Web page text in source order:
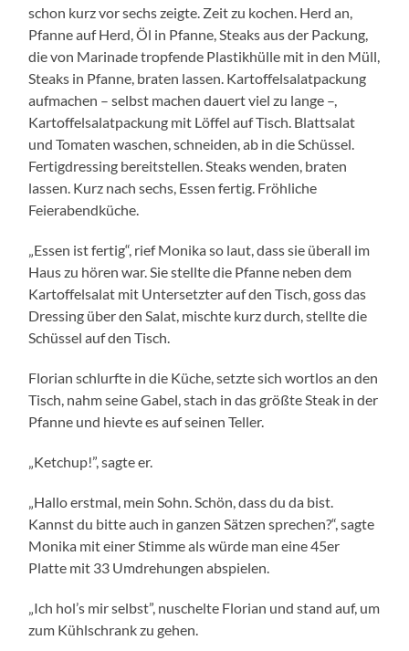
schon kurz vor sechs zeigte. Zeit zu kochen. Herd an,
Pfanne auf Herd, Öl in Pfanne, Steaks aus der Packung,
die von Marinade tropfende Plastikhülle mit in den Müll,
Steaks in Pfanne, braten lassen. Kartoffelsalatpackung
aufmachen – selbst machen dauert viel zu lange –,
Kartoffelsalatpackung mit Löffel auf Tisch. Blattsalat
und Tomaten waschen, schneiden, ab in die Schüssel.
Fertigdressing bereitstellen. Steaks wenden, braten
lassen. Kurz nach sechs, Essen fertig. Fröhliche
Feierabendküche.
„Essen ist fertig“, rief Monika so laut, dass sie überall im
Haus zu hören war. Sie stellte die Pfanne neben dem
Kartoffelsalat mit Untersetzter auf den Tisch, goss das
Dressing über den Salat, mischte kurz durch, stellte die
Schüssel auf den Tisch.
Florian schlurfte in die Küche, setzte sich wortlos an den
Tisch, nahm seine Gabel, stach in das größte Steak in der
Pfanne und hievte es auf seinen Teller.
„Ketchup!”, sagte er.
„Hallo erstmal, mein Sohn. Schön, dass du da bist.
Kannst du bitte auch in ganzen Sätzen sprechen?“, sagte
Monika mit einer Stimme als würde man eine 45er
Platte mit 33 Umdrehungen abspielen.
„Ich hol’s mir selbst”, nuschelte Florian und stand auf, um
zum Kühlschrank zu gehen.